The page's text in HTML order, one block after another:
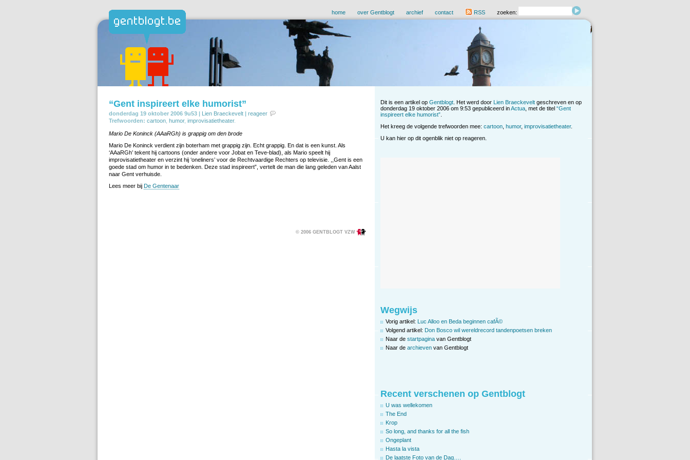
home over Gentblogt archief contact RSS zoeken:
“Gent inspireert elke humorist”
donderdag 19 oktober 2006 9u53 | Lien Braeckevelt | reageer
Trefwoorden: cartoon humor, improvisatietheater.
Mario De Koninck (AAaRGh) is grappig om den brode
Mario De Koninck verdient zijn boterham met grappig zijn. Echt grappig. En dat is een kunst. Als
‘AAaRGh’ tekent hij cartoons (onder andere voor Jobat en Teve-blad), als Mario speelt hij
improvisatietheater en verzint hij ‘oneliners’ voor de Rechtvaardige Rechters op televisie. ,,Gent is een
goede stad om humor in te bedenken. Deze stad inspireert”, vertelt de man die lang geleden van Aalst
naar Gent verhuisde.
Lees meer bij De Gentenaar
© 2006 GENTBLOGT VZW
Dit is een artikel op Gentblogt . Het werd door Lien Braeckevelt geschreven en op
donderdag 19 oktober 2006 om 9:53 gepubliceerd inActua , met de titel “Gent
inspireert elke humorist”
Het kreeg de volgende trefwoorden mee: cartoon humor, improvisatietheater.
U kan hier op dit ogenblik niet op reageren.
Wegwijs
Vorig artikel: Luc Alloo en Beda beginnen cafÃ©
Volgend artikel: Don Bosco wil wereldrecord tandenpoetsen breken
Naar de startpagina van Gentblogt
Naar de archieven van Gentblogt
Recent verschenen op Gentblogt
U was wellekomen
The End
Krop
So long, and thanks for all the fish
Ongeplant
Hasta la vista
De laatste Foto van de Dag….